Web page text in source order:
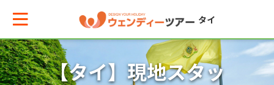
タイ
【タイ】現地スタッ
メインメニューへ戻る